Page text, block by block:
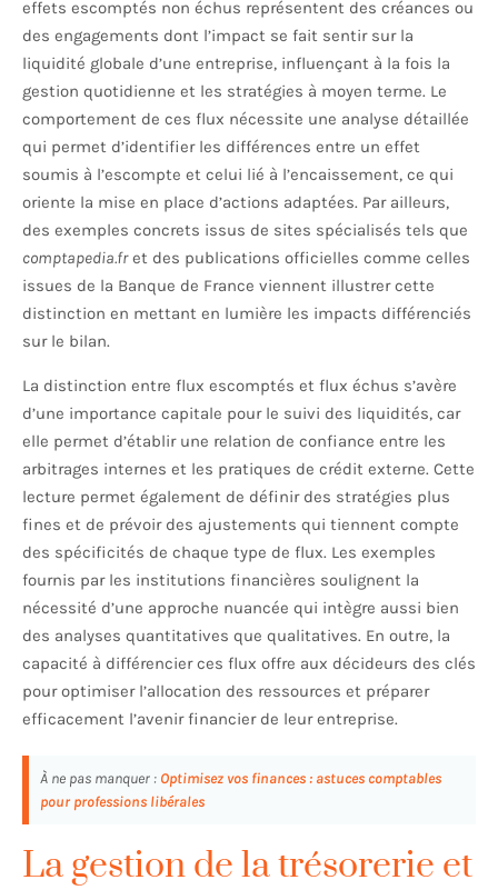
effets escomptés non échus représentent des créances ou
des engagements dont l’impact se fait sentir sur la
liquidité globale d’une entreprise, influençant à la fois la
gestion quotidienne et les stratégies à moyen terme. Le
comportement de ces flux nécessite une analyse détaillée
qui permet d’identifier les différences entre un effet
soumis à l’escompte et celui lié à l’encaissement, ce qui
oriente la mise en place d’actions adaptées. Par ailleurs,
des exemples concrets issus de sites spécialisés tels que
comptapedia.fret des publications officielles comme celles
issues de la Banque de France viennent illustrer cette
distinction en mettant en lumière les impacts différenciés
sur le bilan.
La distinction entre flux escomptés et flux échus s’avère
d’une importance capitale pour le suivi des liquidités, car
elle permet d’établir une relation de confiance entre les
arbitrages internes et les pratiques de crédit externe. Cette
lecture permet également de définir des stratégies plus
fines et de prévoir des ajustements qui tiennent compte
des spécificités de chaque type de flux. Les exemples
fournis par les institutions financières soulignent la
nécessité d’une approche nuancée qui intègre aussi bien
des analyses quantitatives que qualitatives. En outre, la
capacité à différencier ces flux offre aux décideurs des clés
pour optimiser l’allocation des ressources et préparer
efficacement l’avenir financier de leur entreprise.
À ne pas manquer : Optimisez vos finances : astuces comptables
pour professions libérales
La gestion de la trésorerie et